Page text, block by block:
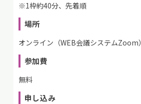
※1枠約40分、先着順
場所
オンライン（WEB会議システムZoom）
参加費
無料
申し込み